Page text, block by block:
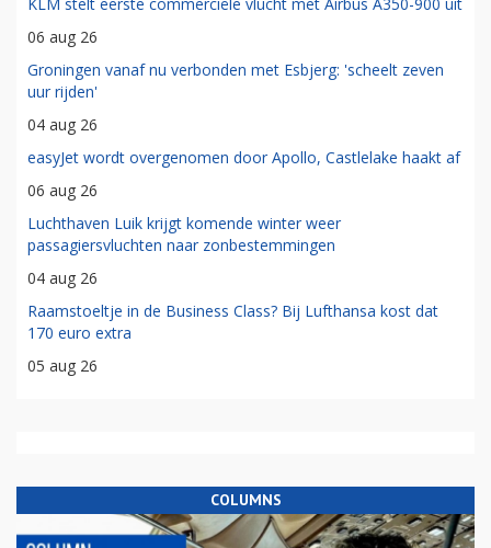
KLM stelt eerste commerciële vlucht met Airbus A350-900 uit
06 aug 26
Groningen vanaf nu verbonden met Esbjerg: 'scheelt zeven
uur rijden'
04 aug 26
easyJet wordt overgenomen door Apollo, Castlelake haakt af
06 aug 26
Luchthaven Luik krijgt komende winter weer
passagiersvluchten naar zonbestemmingen
04 aug 26
Raamstoeltje in de Business Class? Bij Lufthansa kost dat
170 euro extra
05 aug 26
COLUMNS